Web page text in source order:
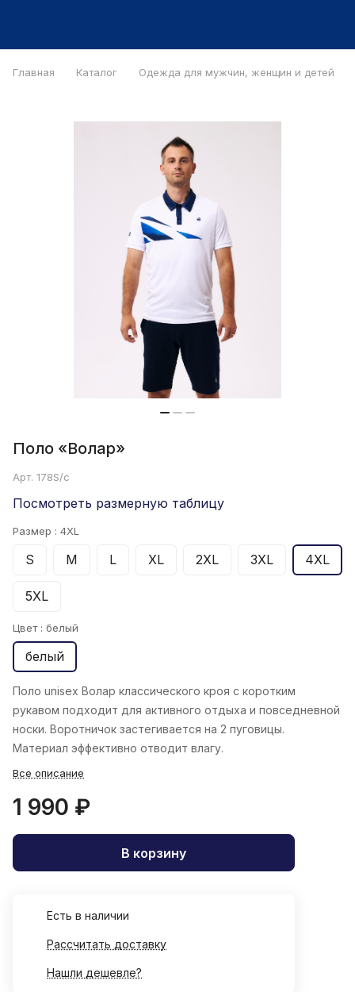
Главная Каталог Одежда для мужчин, женщин и детей
Поло «Волар»
Арт. 178S/c
Посмотреть размерную таблицу
Размер : 4XL
S M L XL 2XL 3XL 4XL
5XL
Цвет : белый
белый
Поло unisex Волар классического кроя с коротким
рукавом подходит для активного отдыха и повседневной
носки. Воротничок застегивается на 2 пуговицы.
Материал эффективно отводит влагу.
Все описание
1 990 ₽
В корзину
Есть в наличии
Рассчитать доставку
Нашли дешевле?